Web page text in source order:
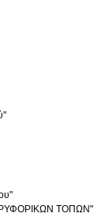
ΤΟΠΩΝ"